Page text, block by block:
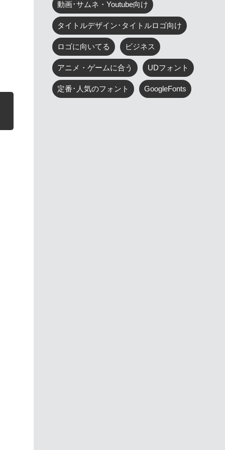
動画･サムネ・Youtube向け
タイトルデザイン･タイトルロゴ向け
ロゴに向いてる ビジネス
アニメ・ゲームに合う UDフォント
定番･人気のフォント GoogleFonts